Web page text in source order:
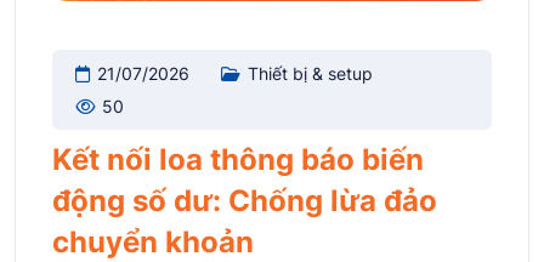
21/07/2026
Thiết bị & setup
50
Kết nối loa thông báo biến
động số dư: Chống lừa đảo
chuyển khoản